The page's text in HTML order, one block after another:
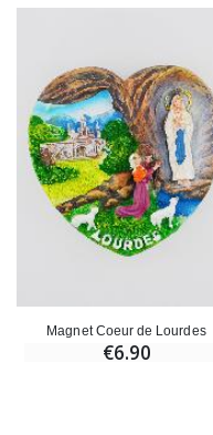
Magnet Coeur de Lourdes
€6.90